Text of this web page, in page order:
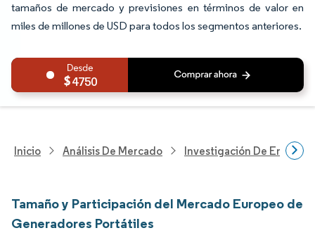
tamaños de mercado y previsiones en términos de valor en
miles de millones de USD para todos los segmentos anteriores.
4750
Inicio Análisis De Mercado Investigación De Energía
Tamaño y Participación del Mercado Europeo de
Generadores Portátiles